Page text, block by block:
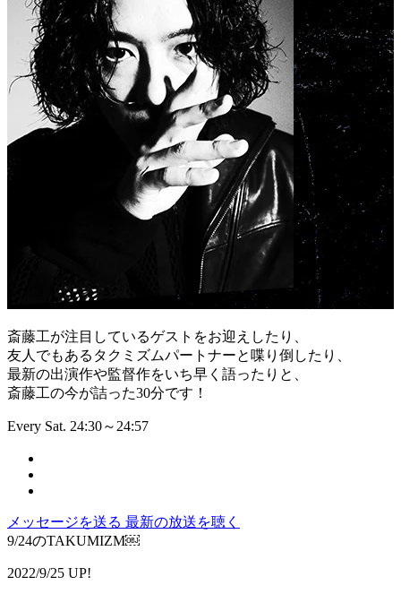
斎藤工が注目しているゲストをお迎えしたり、
友人でもあるタクミズムパートナーと喋り倒したり、
最新の出演作や監督作をいち早く語ったりと、
斎藤工の今が詰った30分です！
Every Sat. 24:30～24:57
メッセージを送る 最新の放送を聴く
9/24のTAKUMIZM￼
2022/9/25 UP!